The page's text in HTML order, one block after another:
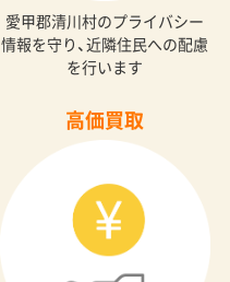
愛甲郡清川村のプライバシー
情報を守り、近隣住民への配慮
を行います
高価買取